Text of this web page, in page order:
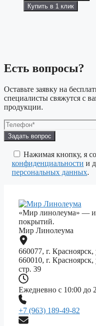
Купить в 1 клик
Есть вопросы?
Оставьте заявку на
специалисты свяжутся с
продукции.
Оставьте
это
поле
пустым.
Нажимая кнопку, я
конфиденциальности и
персональных данных.
«Мир линолеума» —
покрытий.
Мир Линолеума
660077, г.
660010, г.
стр. 39
Ежедневно с 10:00 до
+7 (963) 189-49-82